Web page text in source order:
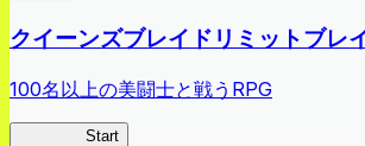
クイーンズブレイドリミットブレ
100名以上の美闘士と戦うRPG
Start